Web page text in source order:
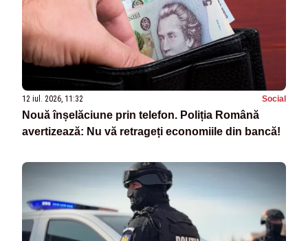
12 iul. 2026, 11:32 Social
Nouă înșelăciune prin telefon. Poliția Română
avertizează: Nu vă retrageți economiile din bancă!